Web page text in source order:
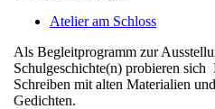
Atelier am Schloss
Als Begleitprogramm zur
Schulgeschichte(n) probieren
Schreiben mit alten Materialien
Gedichten.